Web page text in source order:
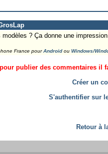
modèles ? Ça donne une
France pourAndroidou Windows/
publier des commentaires il
Créer un
S'authentifier sur
Retour à